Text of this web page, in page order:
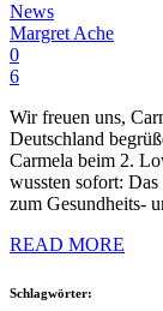
News
Margret Ache
0
6
Wir freuen uns,
Deutschland
Carmela beim 2.
wussten sofort:
zum Gesundheits-
READ MORE
Schlagwörter: